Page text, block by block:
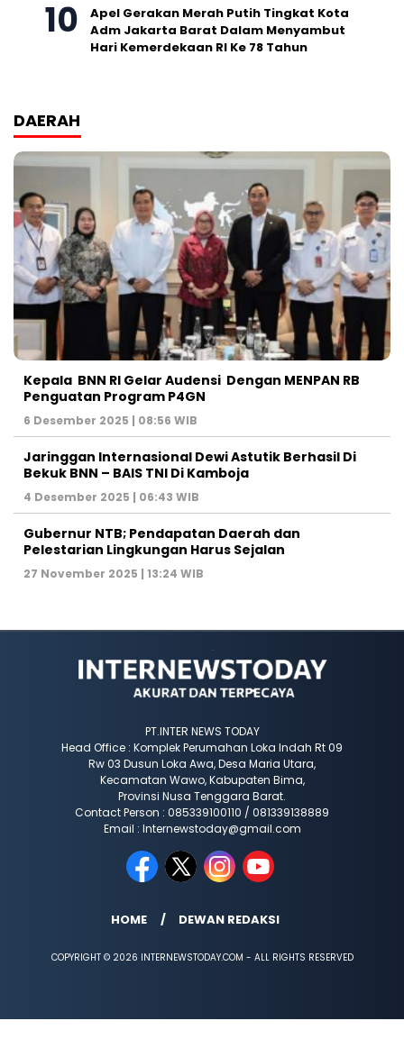
Apel Gerakan Merah Putih Tingkat Kota
Adm Jakarta Barat Dalam Menyambut
Hari Kemerdekaan RI Ke 78 Tahun
DAERAH
Kepala BNN RI Gelar Audensi Dengan MENPAN RB
Penguatan Program P4GN
6 Desember 2025 | 08:56 WIB
Jaringgan Internasional Dewi Astutik Berhasil Di
Bekuk BNN – BAIS TNI Di Kamboja
4 Desember 2025 | 06:43 WIB
Gubernur NTB; Pendapatan Daerah dan
Pelestarian Lingkungan Harus Sejalan
27 November 2025 | 13:24 WIB
PT.INTER NEWS TODAY
Head Office : Komplek Perumahan Loka Indah Rt 09
Rw 03 Dusun Loka Awa, Desa Maria Utara,
Kecamatan Wawo, Kabupaten Bima,
Provinsi Nusa Tenggara Barat.
Contact Person : 085339100110 / 081339138889
Email : Internewstoday@gmail.com
HOME DEWAN REDAKSI
COPYRIGHT © 2026 INTERNEWSTODAY.COM - ALL RIGHTS RESERVED